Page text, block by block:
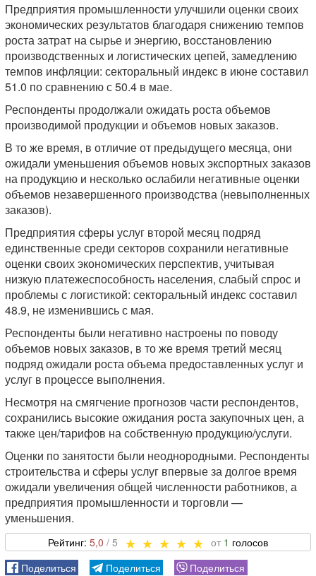
Предприятия промышленности улучшили оценки своих
экономических результатов благодаря снижению темпов
роста затрат на сырье и энергию, восстановлению
производственных и логистических цепей, замедлению
темпов инфляции: секторальный индекс в июне составил
51.0 по сравнению с 50.4 в мае.
Респонденты продолжали ожидать роста объемов
производимой продукции и объемов новых заказов.
В то же время, в отличие от предыдущего месяца, они
ожидали уменьшения объемов новых экспортных заказов
на продукцию и несколько ослабили негативные оценки
объемов незавершенного производства (невыполненных
заказов).
Предприятия сферы услуг второй месяц подряд
единственные среди секторов сохранили негативные
оценки своих экономических перспектив, учитывая
низкую платежеспособность населения, слабый спрос и
проблемы с логистикой: секторальный индекс составил
48.9, не изменившись с мая.
Респонденты были негативно настроены по поводу
объемов новых заказов, в то же время третий месяц
подряд ожидали роста объема предоставленных услуг и
услуг в процессе выполнения.
Несмотря на смягчение прогнозов части респондентов,
сохранились высокие ожидания роста закупочных цен, а
также цен/тарифов на собственную продукцию/услуги.
Оценки по занятости были неоднородными. Респонденты
строительства и сферы услуг впервые за долгое время
ожидали увеличения общей численности работников, а
предприятия промышленности и торговли —
уменьшения.
5,0 1